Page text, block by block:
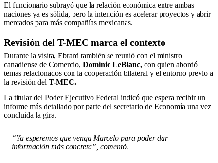
El funcionario subrayó que la relación económica entre ambas
naciones ya es sólida, pero la intención es acelerar proyectos y abrir
mercados para más compañías mexicanas.
Revisión del T-MEC marca el contexto
Durante la visita, Ebrard también se reunió con el ministro
canadiense de Comercio, Dominic LeBlanc, con quien abordó
temas relacionados con la cooperación bilateral y el entorno previo a
la revisión del T-MEC.
La titular del Poder Ejecutivo Federal indicó que espera recibir un
informe más detallado por parte del secretario de Economía una vez
concluida la gira.
“Ya esperemos que venga Marcelo para poder dar
información más concreta”, comentó.